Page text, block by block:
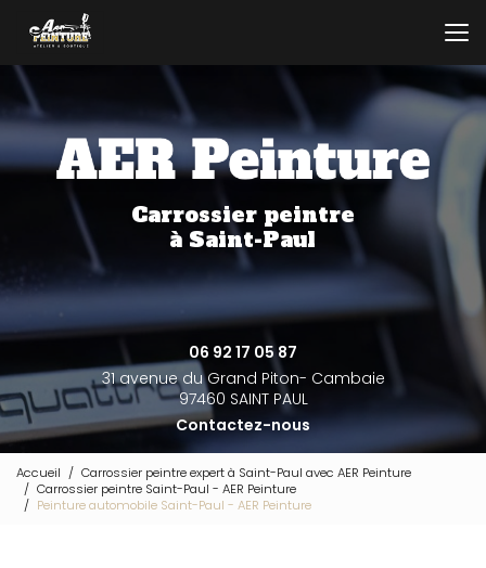
contenu
principal
Carrossier peintre
à Saint-Paul
06 92 17 05 87
31 avenue du Grand Piton- Cambaie
97460 SAINT PAUL
Contactez-nous
Accueil
Carrossier peintre expert à Saint-Paul avec AER Peinture
Carrossier peintre Saint-Paul - AER Peinture
Peinture automobile Saint-Paul - AER Peinture